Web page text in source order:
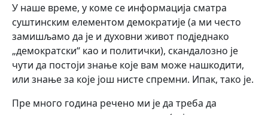
У наше време, у коме се информација сматра
суштинским елементом демократије (а ми често
замишљамо да је и духовни живот подједнако
„демократски“ као и политички), скандалозно је
чути да постоји знање које вам може нашкодити,
или знање за које још нисте спремни. Ипак, тако је.
Пре много година речено ми је да треба да